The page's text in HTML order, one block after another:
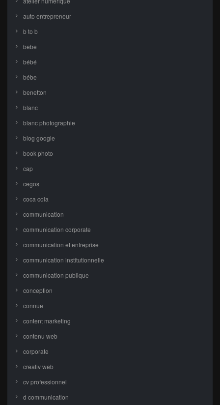
auto entrepreneur
b to b
bebe
bébé
bébe
benetton
blanc
blanc photographie
blog google
book photo
cap
cegos
coca cola
communication
communication corporate
communication et entreprise
communication institutionnelle
communication publique
conception
connue
content marketing
contenu web
corporate
creativ web
cv professionnel
d communication